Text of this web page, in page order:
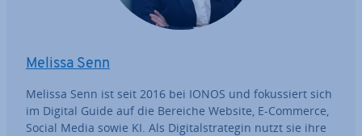
Melissa Senn
Melissa Senn ist seit 2016 bei IONOS und fo­kus­siert sich
im Digital Guide auf die Bereiche Website, E-Commerce,
Social Media sowie KI. Als Di­gi­tal­stra­te­gin nutzt sie ihre